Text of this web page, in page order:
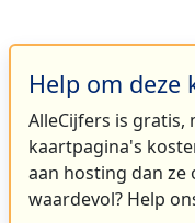
Help om deze
AlleCijfers is gratis,
kaartpagina's
aan hosting dan ze
waardevol? Help